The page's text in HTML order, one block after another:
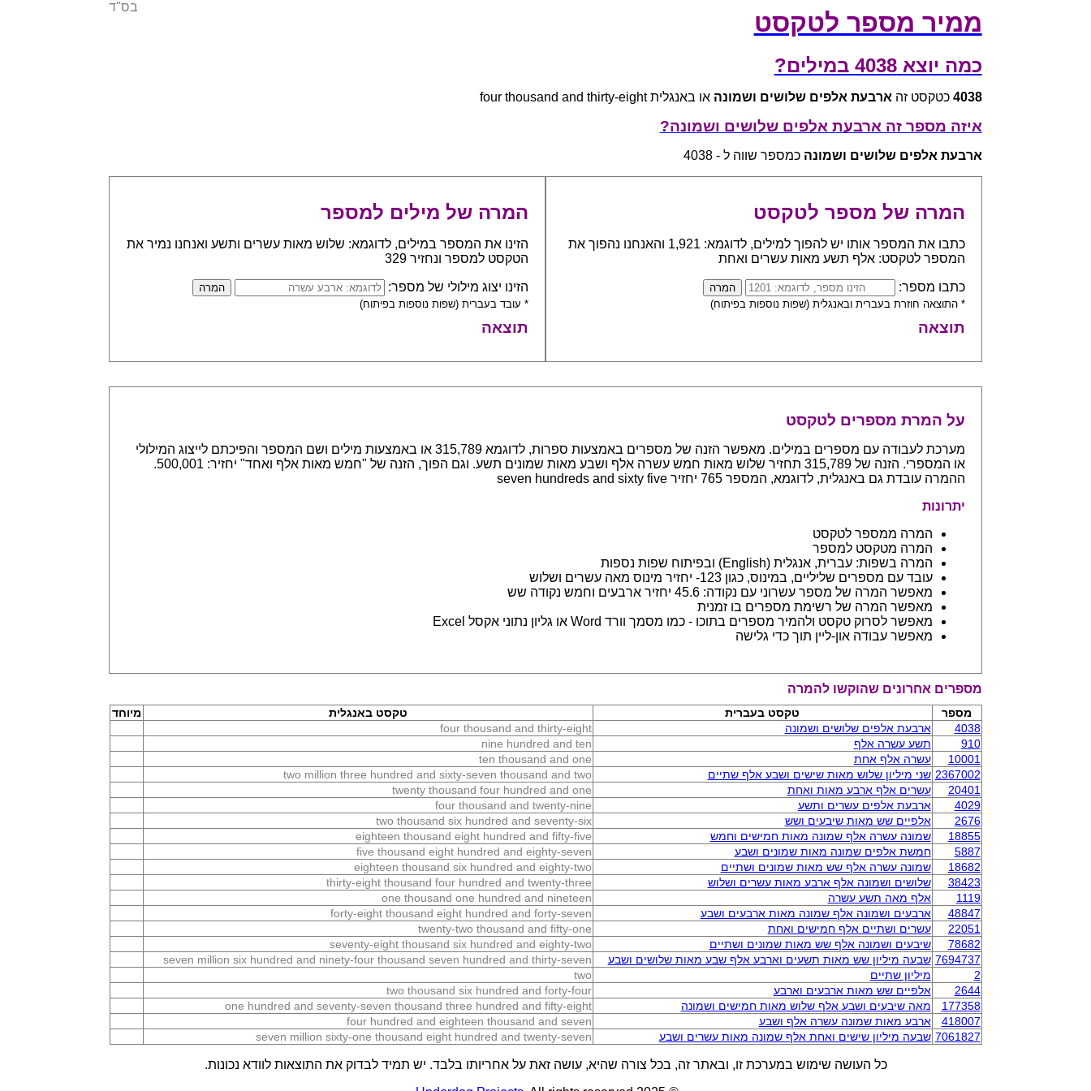
ממיר מספר לטקסט
בס"ד
כמה יוצא 4038 במילים?
4038 כטקסט זה ארבעת אלפים שלושים ושמונה או באנגלית four thousand and thirty-eight
איזה מספר זה ארבעת אלפים שלושים ושמונה?
ארבעת אלפים שלושים ושמונה כמספר שווה ל - 4038
המרה של מספר לטקסט
כתבו את המספר אותו יש להפוך למילים, לדוגמא: 1,921 והאנחנו נהפוך את
המספר לטקסט: אלף תשע מאות עשרים ואחת
כתבו מספר:
* התוצאה חוזרת בעברית ובאנגלית (שפות נוספות בפיתוח)
תוצאה
המרה של מילים למספר
הזינו את המספר במילים, לדוגמא: שלוש מאות עשרים ותשע ואנחנו נמיר את
הטקסט למספר ונחזיר 329
הזינו יצוג מילולי של מספר:
* עובד בעברית (שפות נוספות בפיתוח)
תוצאה
על המרת מספרים לטקסט
מערכת לעבודה עם מספרים במילים. מאפשר הזנה של מספרים באמצעות ספרות, לדוגמא 315,789 או באמצעות מילים ושם המספר והפיכתם לייצוג המילולי
או המספרי. הזנה של 315,789 תחזיר שלוש מאות חמש עשרה אלף ושבע מאות שמונים תשע. וגם הפוך, הזנה של "חמש מאות אלף ואחד" יחזיר: 500,001.
ההמרה עובדת גם באנגלית, לדוגמא, המספר 765 יחזיר seven hundreds and sixty five
יתרונות
המרה ממספר לטקסט
המרה מטקסט למספר
המרה בשפות: עברית, אנגלית (English) ובפיתוח שפות נספות
עובד עם מספרים שליליים, במינוס, כגון 123- יחזיר מינוס מאה עשרים ושלוש
מאפשר המרה של מספר עשרוני עם נקודה: 45.6 יחזיר ארבעים וחמש נקודה שש
מאפשר המרה של רשימת מספרים בו זמנית
מאפשר לסרוק טקסט ולהמיר מספרים בתוכו - כמו מסמך וורד Word או גליון נתוני אקסל Excel
מאפשר עבודה און-ליין תוך כדי גלישה
מספרים אחרונים שהוקשו להמרה
מספר טקסט בעברית טקסט באנגלית
מיוחד
4038
ארבעת אלפים שלושים ושמונה
four thousand and thirty-eight
910
תשע עשרה אלף
nine hundred and ten
10001
עשרה אלף אחת
ten thousand and one
2367002 שני מיליון שלוש מאות שישים ושבע אלף שתיים
two million three hundred and sixty-seven thousand and two
20401
עשרים אלף ארבע מאות ואחת
twenty thousand four hundred and one
4029
ארבעת אלפים עשרים ותשע
four thousand and twenty-nine
2676
אלפיים שש מאות שיבעים ושש
two thousand six hundred and seventy-six
18855
שמונה עשרה אלף שמונה מאות חמישים וחמש
eighteen thousand eight hundred and fifty-five
5887
חמשת אלפים שמונה מאות שמונים ושבע
five thousand eight hundred and eighty-seven
18682
שמונה עשרה אלף שש מאות שמונים ושתיים
eighteen thousand six hundred and eighty-two
38423
שלושים ושמונה אלף ארבע מאות עשרים ושלוש
thirty-eight thousand four hundred and twenty-three
1119
אלף מאה תשע עשרה
one thousand one hundred and nineteen
48847
ארבעים ושמונה אלף שמונה מאות ארבעים ושבע
forty-eight thousand eight hundred and forty-seven
22051
עשרים ושתיים אלף חמישים ואחת
twenty-two thousand and fifty-one
78682
שיבעים ושמונה אלף שש מאות שמונים ושתיים
seventy-eight thousand six hundred and eighty-two
7694737 שבעה מיליון שש מאות תשעים וארבע אלף שבע מאות שלושים ושבע
seven million six hundred and ninety-four thousand seven hundred and thirty-seven
2
מיליון שתיים
two
2644
אלפיים שש מאות ארבעים וארבע
two thousand six hundred and forty-four
177358
מאה שיבעים ושבע אלף שלוש מאות חמישים ושמונה
one hundred and seventy-seven thousand three hundred and fifty-eight
418007
ארבע מאות שמונה עשרה אלף ושבע
four hundred and eighteen thousand and seven
7061827 שבעה מיליון שישים ואחת אלף שמונה מאות עשרים ושבע seven million sixty-one thousand eight hundred and twenty-seven
כל העושה שימוש במערכת זו, ובאתר זה, בכל צורה שהיא, עושה זאת על אחריותו בלבד. יש תמיד לבדוק את התוצאות לוודא נכונות.